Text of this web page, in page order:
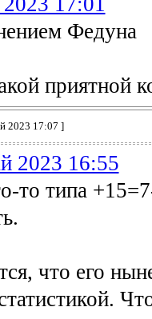
Федуна
приятной
2023 17:07 ]
2023 16:55
то типа
что его